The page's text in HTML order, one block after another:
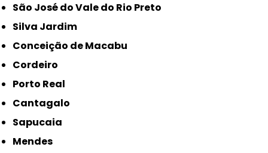
São José do Vale do Rio Preto
Silva Jardim
Conceição de Macabu
Cordeiro
Porto Real
Cantagalo
Sapucaia
Mendes